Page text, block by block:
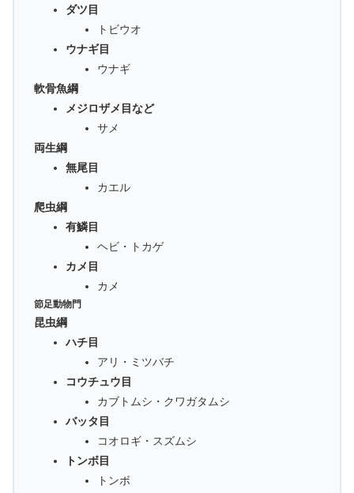
ダツ目
トビウオ
ウナギ目
ウナギ
軟骨魚綱
メジロザメ目など
サメ
両生綱
無尾目
カエル
爬虫綱
有鱗目
ヘビ・トカゲ
カメ目
カメ
節足動物門
昆虫綱
ハチ目
アリ・ミツバチ
コウチュウ目
カブトムシ・クワガタムシ
バッタ目
コオロギ・スズムシ
トンボ目
トンボ